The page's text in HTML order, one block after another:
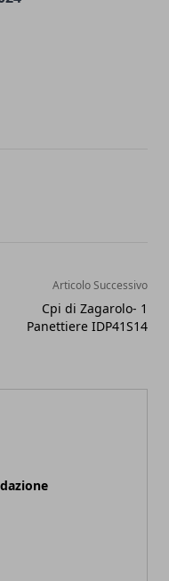
Articolo Successivo
Cpi di Zagarolo- 1
Panettiere IDP41S14